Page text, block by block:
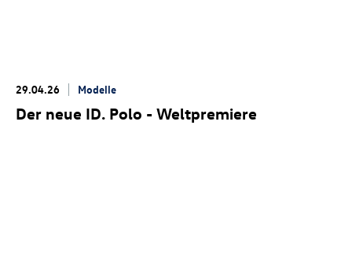
29.04.26 Modelle
Der neue ID. Polo - Weltpremiere